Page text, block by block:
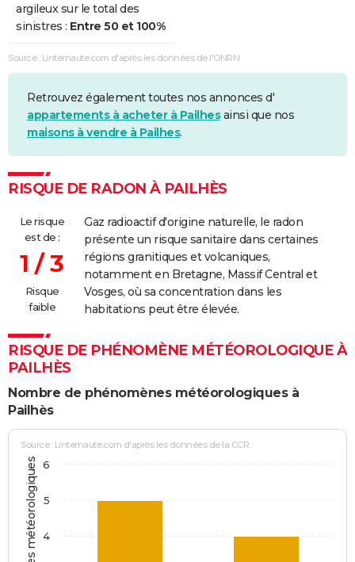
argileux sur le total des
sinistres : Entre 50 et 100%
Source : Linternaute.com d'après les données de l'ONRN
Retrouvez également toutes nos annonces d'
appartements à acheter à Pailhesainsi que nos
maisons à vendre à Pailhes.
RISQUE DE RADON À PAILHÈS
Le risque
est de :
1 / 3
Risque
faible
Gaz radioactif d'origine naturelle, le radon
présente un risque sanitaire dans certaines
régions granitiques et volcaniques,
notamment en Bretagne, Massif Central et
Vosges, où sa concentration dans les
habitations peut être élevée.
RISQUE DE PHÉNOMÈNE MÉTÉOROLOGIQUE À
PAILHÈS
Nombre de phénomènes météorologiques à
Pailhès
Source : Linternaute.com d'après les données de la CCR
4
5
6